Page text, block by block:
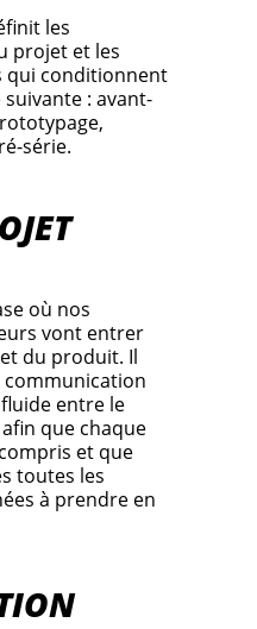
les
projet et les
qui conditionnent
suivante : avant-
série.
où nos
vont entrer
du produit. Il
communication
entre le
que chaque
et que
toutes les
à prendre en